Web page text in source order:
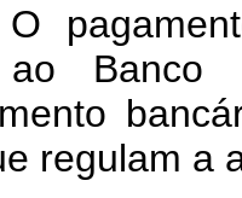
ao
regulam a